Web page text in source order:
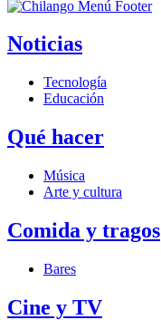
Noticias
Tecnología
Educación
Qué hacer
Música
Arte y cultura
Comida y tragos
Bares
Cine y TV